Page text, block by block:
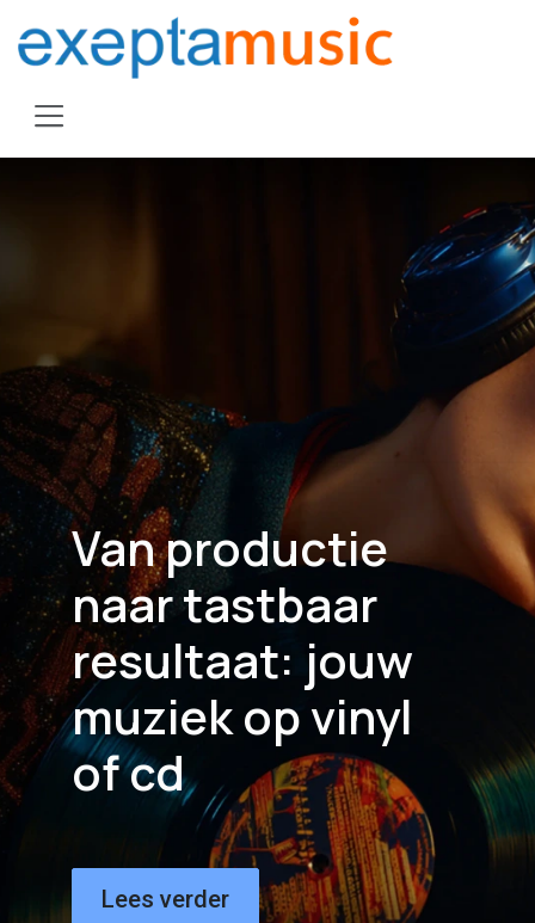
Overslaan naar inhoud
Van productie
naar tastbaar
resultaat: jouw
muziek op vinyl
of cd
Lees verder